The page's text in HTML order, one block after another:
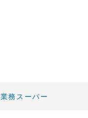
業務スーパー